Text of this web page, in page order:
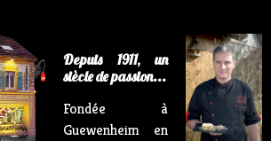
Depuis 1911, un
siècle de passion...
Fondée à
Guewenheim en